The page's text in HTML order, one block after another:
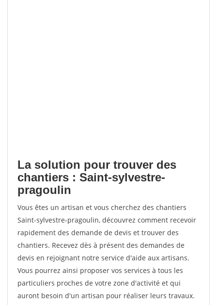
La solution pour trouver des
chantiers : Saint-sylvestre-
pragoulin
Vous êtes un artisan et vous cherchez des chantiers
Saint-sylvestre-pragoulin, découvrez comment recevoir
rapidement des demande de devis et trouver des
chantiers. Recevez dès à présent des demandes de
devis en rejoignant notre service d'aide aux artisans.
Vous pourrez ainsi proposer vos services à tous les
particuliers proches de votre zone d'activité et qui
auront besoin d'un artisan pour réaliser leurs travaux.